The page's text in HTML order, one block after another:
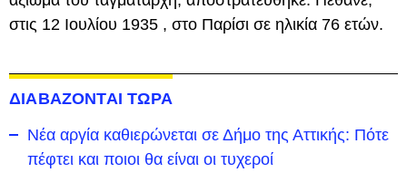
στις 12 Ιουλίου 1935 , στο Παρίσι σε ηλικία 76 ετών.
ΔΙΑΒΑΖΟΝΤΑΙ ΤΩΡΑ
Νέα αργία καθιερώνεται σε Δήμο της Αττικής: Πότε
πέφτει και ποιοι θα είναι οι τυχεροί